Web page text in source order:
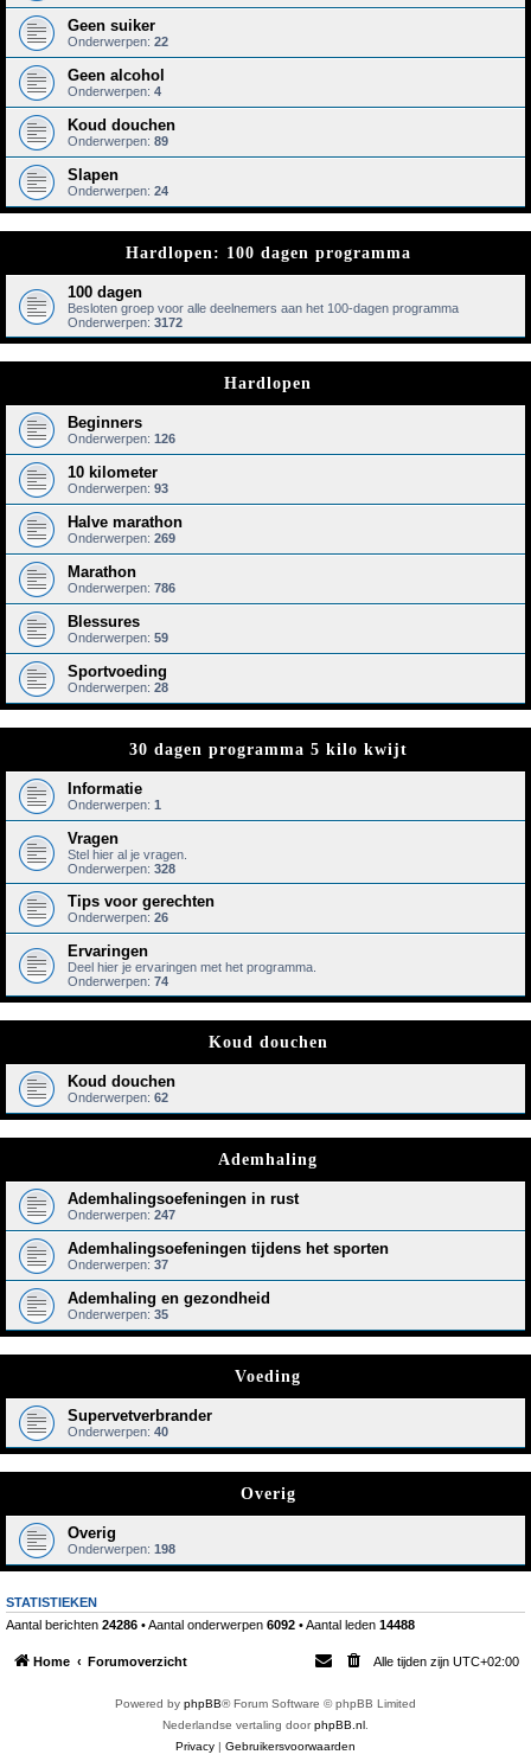
Geen suiker
Onderwerpen: 22
Geen alcohol
Onderwerpen: 4
Koud douchen
Onderwerpen: 89
Slapen
Onderwerpen: 24
Hardlopen: 100 dagen programma
100 dagen
Besloten groep voor alle deelnemers aan het 100-dagen programma
Onderwerpen: 3172
Hardlopen
Beginners
Onderwerpen: 126
10 kilometer
Onderwerpen: 93
Halve marathon
Onderwerpen: 269
Marathon
Onderwerpen: 786
Blessures
Onderwerpen: 59
Sportvoeding
Onderwerpen: 28
30 dagen programma 5 kilo kwijt
Informatie
Onderwerpen: 1
Vragen
Stel hier al je vragen.
Onderwerpen: 328
Tips voor gerechten
Onderwerpen: 26
Ervaringen
Deel hier je ervaringen met het programma.
Onderwerpen: 74
Koud douchen
Koud douchen
Onderwerpen: 62
Ademhaling
Ademhalingsoefeningen in rust
Onderwerpen: 247
Ademhalingsoefeningen tijdens het sporten
Onderwerpen: 37
Ademhaling en gezondheid
Onderwerpen: 35
Voeding
Supervetverbrander
Onderwerpen: 40
Overig
Overig
Onderwerpen: 198
STATISTIEKEN
Aantal berichten 24286 • Aantal onderwerpen 6092 • Aantal leden 14488
Home Forumoverzicht Alle tijden zijn UTC+02:00
Powered by phpBB® Forum Software © phpBB Limited
Nederlandse vertaling doorphpBB.nl
Privacy | Gebruikersvoorwaarden